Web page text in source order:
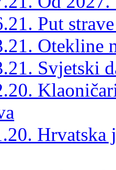
Put
Otekline
Svjetski
Hrvatska